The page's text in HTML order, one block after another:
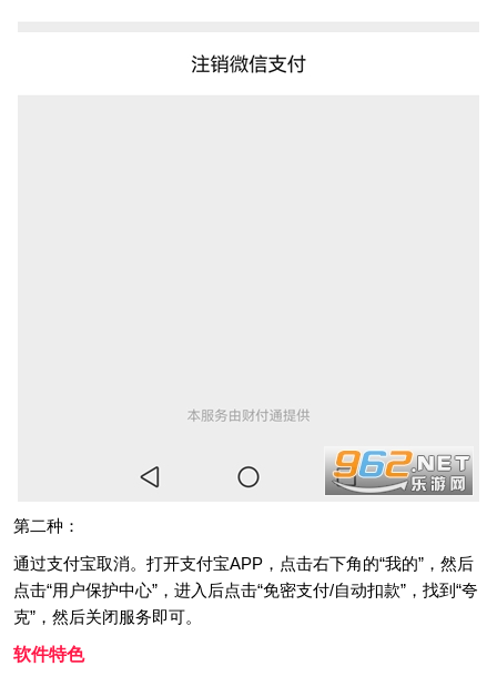
第二种：
通过支付宝取消。打开支付宝APP，点击右下角的“我的”，然后
点击“用户保护中心”，进入后点击“免密支付/自动扣款”，找到“夸
克”，然后关闭服务即可。
软件特色